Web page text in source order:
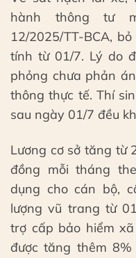
hành thông tư
12/2025/TT-BCA,
tính từ 01/7. Lý do
phỏng chưa phản
thông thực tế. Thí
sau ngày 01/7 đều
Lương cơ sở tăng từ
đồng mỗi tháng
dụng cho cán bộ,
lượng vũ trang từ
trợ cấp bảo hiểm
được tăng thêm